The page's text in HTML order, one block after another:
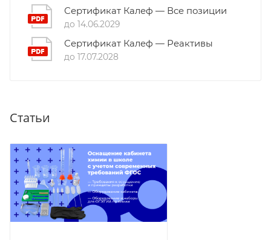
Сертификат Калеф — Все позиции
до 14.06.2029
Сертификат Калеф — Реактивы
до 17.07.2028
Статьи